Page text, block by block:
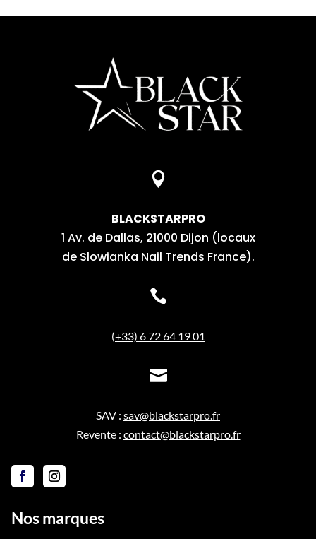

BLACKSTARPRO
1 Av. de Dallas, 21000 Dijon (locaux
de Slowianka Nail Trends France).

(+33) 6 72 64 19 01

SAV : sav@blackstarpro.fr
Revente : contact@blackstarpro.fr
Nos marques